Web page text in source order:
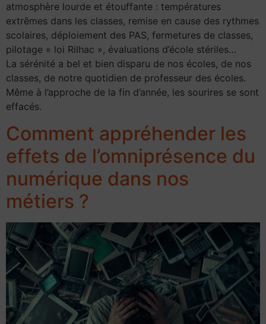
atmosphère lourde et étouffante : températures
extrêmes dans les classes, remise en cause des rythmes
scolaires, déploiement des PAS, fermetures de classes,
pilotage « loi Rilhac », évaluations d’école stériles…
La sérénité a bel et bien disparu de nos écoles, de nos
classes, de notre quotidien de professeur des écoles.
Même à l’approche de la fin d’année, les sourires se sont
effacés.
Comment appréhender les
effets de l’omniprésence du
numérique dans nos
métiers ?